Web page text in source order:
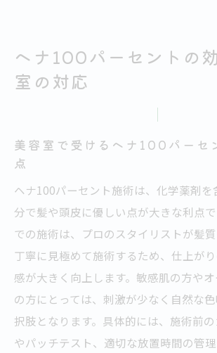
ヘナ100パーセントの
室の対応
美容室で受けるヘナ100パーセ
点
ヘナ100パーセント施術は、化学薬剤を
分で髪や頭皮に優しい点が大きな利点
での施術は、プロのスタイリストが髪
丁寧に見極めて施術するため、仕上が
感が大きく向上します。敏感肌の方や
の方にとっては、刺激が少なく自然な
択肢となります。具体的には、施術前
やパッチテスト、適切な放置時間の管